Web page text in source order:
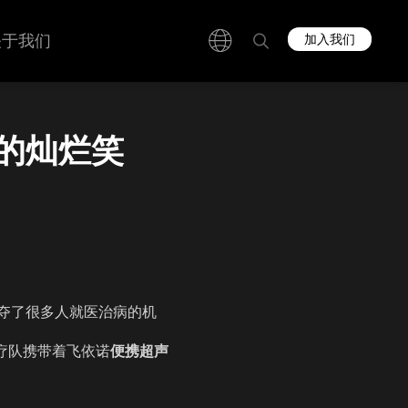
加入我们
我们
灿烂笑
了很多人就医治病的机
队携带着飞依诺便携超声